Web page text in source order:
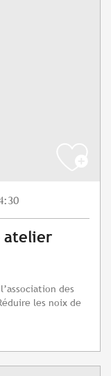
atelier
des
les noix de